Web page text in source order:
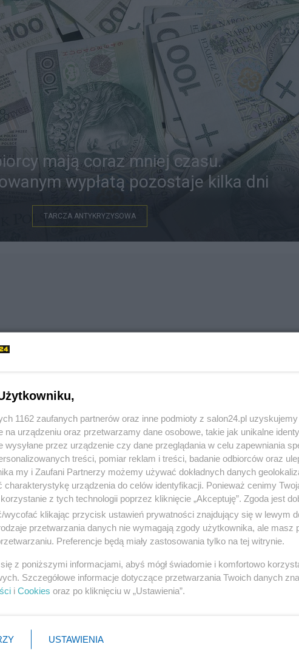
mają coraz mniej czasu.
wypłatą pozostaje kilka dni
TARCZA ANTYKRYZYSOWA
1162 zaufanych partnerów oraz inne podmioty z salon24.pl
na urządzeniu oraz przetwarzamy dane osobowe, takie jak unikalne
wysyłane przez urządzenie czy dane przeglądania w celu zapewniania
treści, pomiar reklam i treści, badanie odbiorców oraz
my i Zaufani Partnerzy możemy używać dokładnych danych
charakterystykę urządzenia do celów identyfikacji. Ponieważ cenimy
z tych technologii poprzez kliknięcie „Akceptuję”. Zgoda jest
wycofać klikając przycisk ustawień prywatności znajdujący się w lewym
przetwarzania danych nie wymagają zgody użytkownika, ale masz
Preferencje będą miały zastosowania tylko na tej witrynie.
z poniższymi informacjami, abyś mógł świadomie i komfortowo
Szczegółowe informacje dotyczące przetwarzania Twoich danych
i Cookies oraz po kliknięciu w „Ustawienia”.
USTAWIENIA